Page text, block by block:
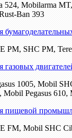
524, Mobilarma
Ban 393
РМ, SHC PM,
газовых
1005, Mobil
Mobil Pegasus 610,
пищевой
FM, Mobil SHC